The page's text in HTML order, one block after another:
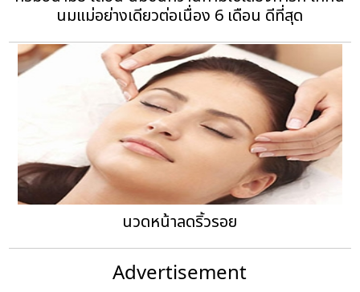
นมแม่อย่างเดียวต่อเนื่อง 6 เดือน ดีที่สุด
นวดหน้าลดริ้วรอย
Advertisement